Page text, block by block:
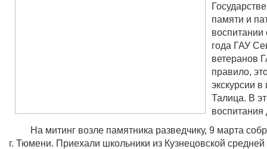
памяти и
воспитании
года ГАУ
ветеранов
правило,
экскурсии
Талица. В
На митинг возле памятника разведчику, 9 марта
г. Тюмени. Приехали школьники из Кузнецовской